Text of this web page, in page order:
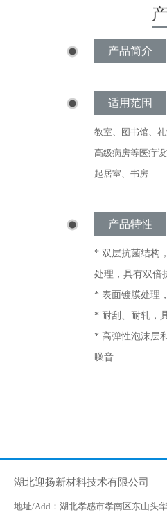
产品简介
适用范围
教室、图书馆、
高级病房等医疗
起居室、书房
产品特性
* 双层抗菌结构
处理，具有双倍
* 表面镀膜处理
* 耐刮、耐轧，
* 高弹性泡沫层
噪音
湖北迎扬新材料技术有限公司
地址/Add：湖北孝感市孝南区东山头